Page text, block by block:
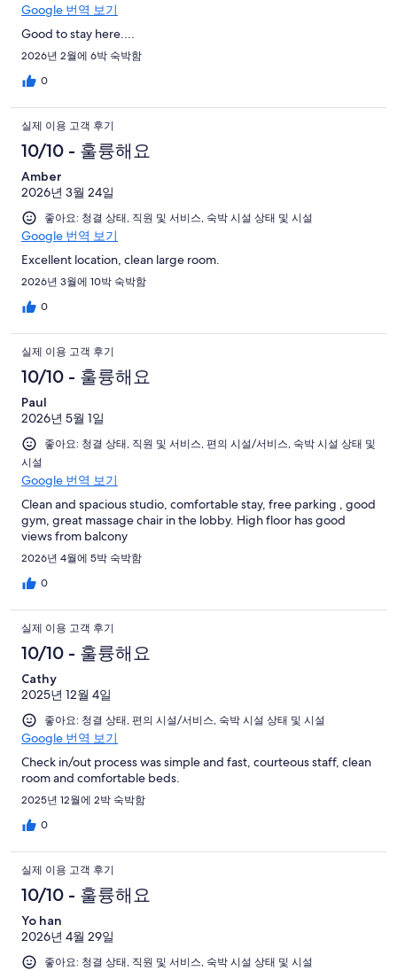
Google 번역 보기
Good to stay here....
2026년 2월에 6박 숙박함
0
실제 이용 고객 후기
10/10 - 훌륭해요
Amber
2026년 3월 24일
좋아요: 청결 상태, 직원 및 서비스, 숙박 시설 상태 및 시설
Google 번역 보기
Excellent location, clean large room.
2026년 3월에 10박 숙박함
0
실제 이용 고객 후기
10/10 - 훌륭해요
Paul
2026년 5월 1일
좋아요: 청결 상태, 직원 및 서비스, 편의 시설/서비스, 숙박 시설 상태 및
시설
Google 번역 보기
Clean and spacious studio, comfortable stay, free parking , good
gym, great massage chair in the lobby. High floor has good
views from balcony
2026년 4월에 5박 숙박함
0
실제 이용 고객 후기
10/10 - 훌륭해요
Cathy
2025년 12월 4일
좋아요: 청결 상태, 편의 시설/서비스, 숙박 시설 상태 및 시설
Google 번역 보기
Check in/out process was simple and fast, courteous staff, clean
room and comfortable beds.
2025년 12월에 2박 숙박함
0
실제 이용 고객 후기
10/10 - 훌륭해요
Yo han
2026년 4월 29일
좋아요: 청결 상태, 직원 및 서비스, 숙박 시설 상태 및 시설